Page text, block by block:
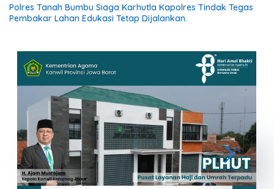
Polres Tanah Bumbu Siaga Karhutla Kapolres Tindak Tegas
Pembakar Lahan Edukasi Tetap Dijalankan.